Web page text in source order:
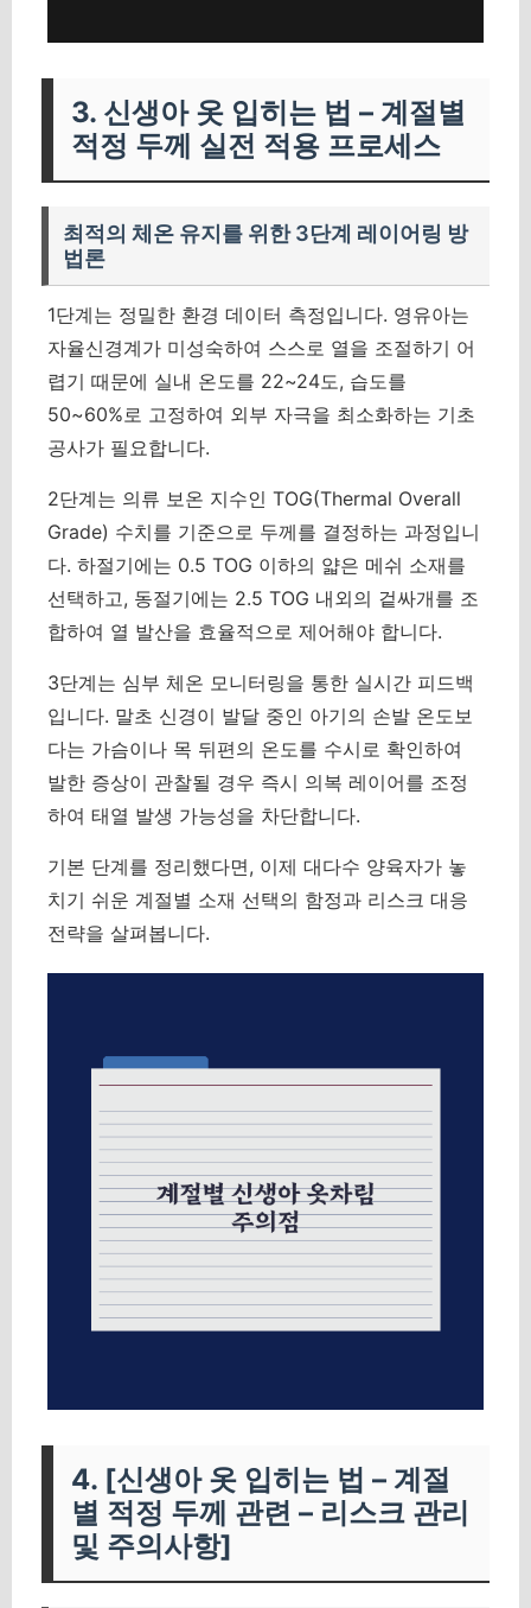
3. 신생아 옷 입히는 법 – 계절별
적정 두께 실전 적용 프로세스
최적의 체온 유지를 위한 3단계 레이어링 방
법론
1단계는 정밀한 환경 데이터 측정입니다. 영유아는
자율신경계가 미성숙하여 스스로 열을 조절하기 어
렵기 때문에 실내 온도를 22~24도, 습도를
50~60%로 고정하여 외부 자극을 최소화하는 기초
공사가 필요합니다.
2단계는 의류 보온 지수인 TOG(Thermal Overall
Grade) 수치를 기준으로 두께를 결정하는 과정입니
다. 하절기에는 0.5 TOG 이하의 얇은 메쉬 소재를
선택하고, 동절기에는 2.5 TOG 내외의 겉싸개를 조
합하여 열 발산을 효율적으로 제어해야 합니다.
3단계는 심부 체온 모니터링을 통한 실시간 피드백
입니다. 말초 신경이 발달 중인 아기의 손발 온도보
다는 가슴이나 목 뒤편의 온도를 수시로 확인하여
발한 증상이 관찰될 경우 즉시 의복 레이어를 조정
하여 태열 발생 가능성을 차단합니다.
기본 단계를 정리했다면, 이제 대다수 양육자가 놓
치기 쉬운 계절별 소재 선택의 함정과 리스크 대응
전략을 살펴봅니다.
4. [신생아 옷 입히는 법 – 계절
별 적정 두께 관련 – 리스크 관리
및 주의사항]